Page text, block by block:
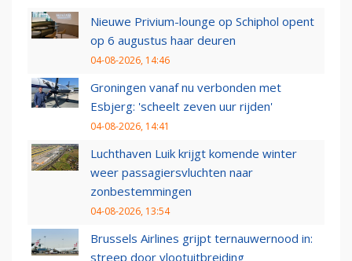
Nieuwe Privium-lounge op Schiphol opent
op 6 augustus haar deuren
04-08-2026, 14:46
Groningen vanaf nu verbonden met
Esbjerg: 'scheelt zeven uur rijden'
04-08-2026, 14:41
Luchthaven Luik krijgt komende winter
weer passagiersvluchten naar
zonbestemmingen
04-08-2026, 13:54
Brussels Airlines grijpt ternauwernood in:
streep door vlootuitbreiding